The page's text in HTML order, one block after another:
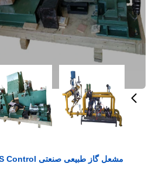
مشعل گاز طبیعی صنعتی DCS Control با چند نازل با راندمان بالا